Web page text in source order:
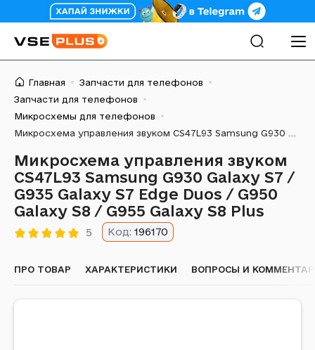
Главная
Запчасти для телефонов
Запчасти для телефонов
Микросхемы для телефонов
Микросхема управления звуком
CS47L93 Samsung G930 Galaxy S7 /
G935 Galaxy S7 Edge Duos / G950
Galaxy S8 / G955 Galaxy S8 Plus
5 Код: 196170
ПРО ТОВАР ХАРАКТЕРИСТИКИ ВОПРОСЫ И